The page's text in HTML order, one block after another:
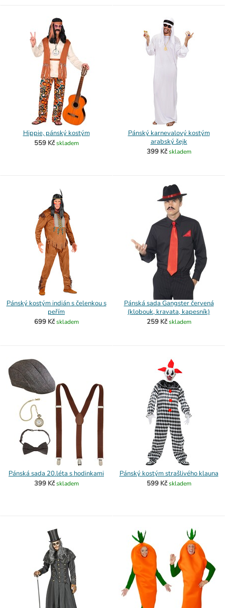
Hippie, pánský kostým
559 Kč skladem
Pánský karnevalový kostým
arabský šejk
399 Kč skladem
Pánský kostým indián s čelenkou s
peřím
699 Kč skladem
Pánská sada Gangster červená
(klobouk, kravata, kapesník)
259 Kč skladem
Pánská sada 20.léta s hodinkami
399 Kč skladem
Pánský kostým strašlivého klauna
599 Kč skladem